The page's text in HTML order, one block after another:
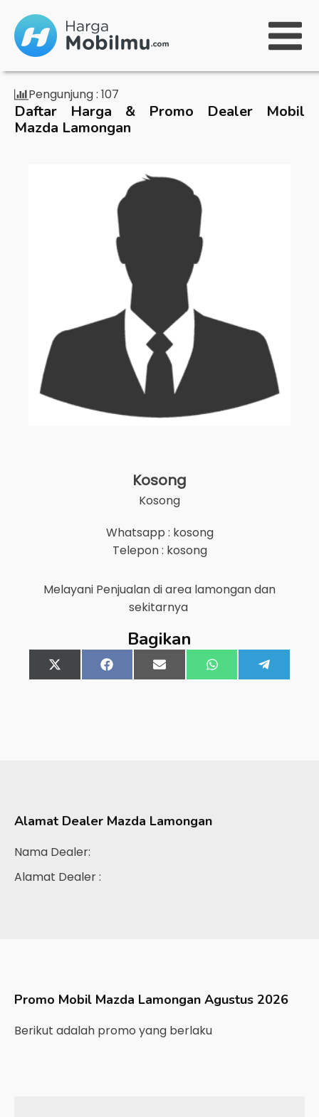
Pengunjung : 107
Daftar Harga & Promo Dealer Mobil
Mazda Lamongan
Kosong
Kosong
Whatsapp : kosong
Telepon : kosong
Melayani Penjualan di area lamongandan
sekitarnya
Bagikan
Share
on
X
(Twitter)
Share
on
FacebookShare
on
Email Share
on
WhatsApp
on
Alamat Dealer Mazda Lamongan
Nama Dealer:
Alamat Dealer :
Promo Mobil Mazda Lamongan Agustus 2026
Berikut adalah promo yang berlaku